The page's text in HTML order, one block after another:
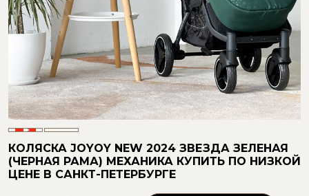
КОЛЯСКА JOYOY NEW 2024 ЗВЕЗДА ЗЕЛЕНАЯ
(ЧЕРНАЯ РАМА) МЕХАНИКА КУПИТЬ ПО НИЗКОЙ
ЦЕНЕ В САНКТ-ПЕТЕРБУРГЕ